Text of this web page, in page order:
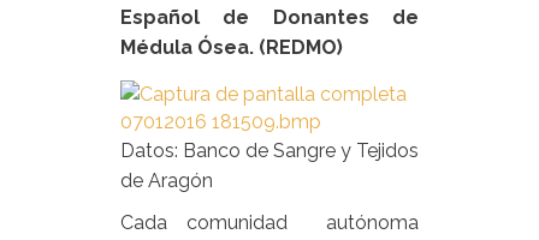
Español de Donantes de
Médula Ósea. (REDMO)
Datos: Banco de Sangre y Tejidos
de Aragón
Cada comunidad autónoma